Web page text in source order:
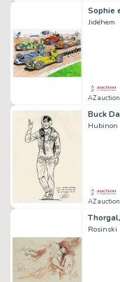
Sophie
Jidéhem
AZ
Buck
Hubinon
AZ
Rosinski